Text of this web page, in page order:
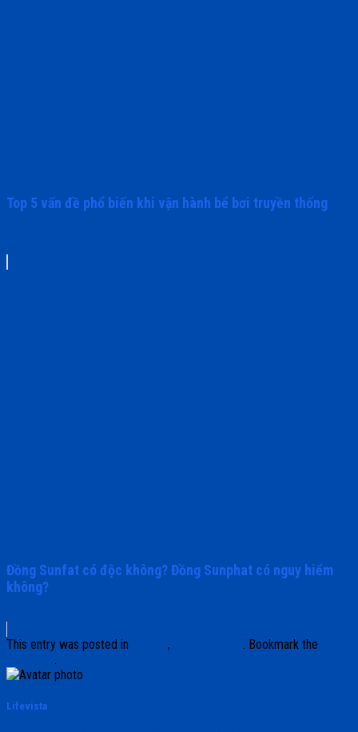
Top 5 vấn đề phổ biến khi vận hành bể bơi truyền thống
Đồng Sunfat có độc không? Đồng Sunphat có nguy hiểm
không?
This entry was posted in ,
. Bookmark the
.
Lifevista